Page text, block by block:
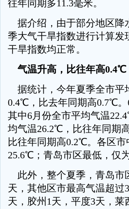
往年同期多11.3毫米。
据介绍，由于部分地区降
季大气干旱指数进行计算
干旱指数均正常。
气温升高，比往年高0.4℃
据统计，今年夏季全市平
0.4℃，比去年同期高0.7℃
其中6月份全市平均气温
均气温26.2℃，比往年同期
比往年同期高0.2℃。各区
25.6℃；青岛市区最低，仅
此外，整个夏季，青岛市
天，其他区市最高气温超
天，胶州1天，平度3天，